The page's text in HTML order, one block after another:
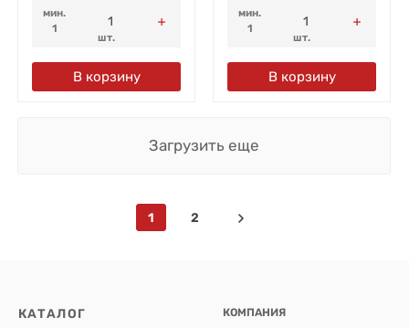
мин.
1
шт.
В корзину
мин.
1
шт.
В корзину
Загрузить еще
1 2
КАТАЛОГ КОМПАНИЯ